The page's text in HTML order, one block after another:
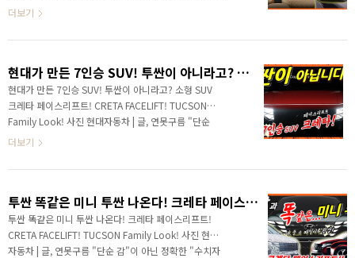
지 이용할 수 있는 #카렌스 는 6인승과 7인승으로 출
시..
아닌 정확한 "수치자료"를 통해서 비교 분석 자료를 제시
어 인도 시장에서 다시 부활했습니다. 공식 발표를 했는
세요? 연못구름입니다. 실용성을 앞세운 기아 카렌스가
국내 시장에서 2018년도에 아쉽게도 단종되면서 섭섭해
하셨던 분들이 제법 많았죠? 예고해 드린 것처럼 3년 만
인 12월 16일 인도 시장에서 카렌스가 공개되었습니다.
된 카렌스입니다. 뜻을 알면 차량이 달라 보이는데, ..
더보기
현대가 만든 7인승 SUV! 투싼이 아니라고? 소형 SUV 크레타 페이스리프트! CRETA FACELIFT! TUCSON Family Look!
현대가 만든 7인승 SUV! 투싼이 아니라고? 소형 SUV
크레타 페이스리프트! CRETA FACELIFT! TUCSON
Family Look! 사진 현대자동차 | 글, 연못구름 "단순
감"이 아닌 정확한 "수치자료"를 통해서 비교 분석 자료
다! 새로운 크레타 페이스리프트인데 먼저 공식 영상으
정보를 확인할 수 있습니다. 안녕하세요? 연못구름입니
다! 현대차가 드디어 패밀리룩을 거의 구축한 것 같아
요! 투싼에 처음 적용되었던 파라메트릭 다이나믹스 디
자인이 현대차 주력 SUV에 어느덧 모두 적용이 되었네
더보기
투싼 똑같은 미니 투싼 나온다! 크레타 페이스리프트! CRETA FACELIFT! TUCSON Family Look!
투싼 똑같은 미니 투싼 나온다! 크레타 페이스리프트!
CRETA FACELIFT! TUCSON Family Look! 사진 현대
자동차 | 글, 연못구름 "단순 감"이 아닌 정확한 "수치자